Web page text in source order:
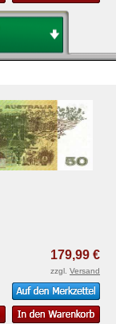
179,99 €
zzgl. Versand